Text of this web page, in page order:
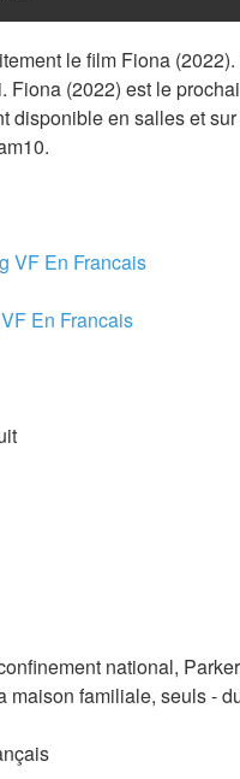
le film Fiona
(2022) est le
disponible en salles et
VF En Francais
En Francais
national,
familiale, seuls -